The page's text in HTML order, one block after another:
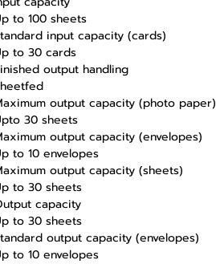
to 100 sheets
input capacity (cards)
to 30 cards
output handling
output capacity (photo paper)
30 sheets
output capacity (envelopes)
to 10 envelopes
output capacity (sheets)
to 30 sheets
capacity
to 30 sheets
output capacity (envelopes)
to 10 envelopes